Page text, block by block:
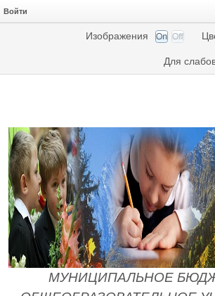
Войти
Изображения
Для
МУНИЦИПАЛЬНОЕ